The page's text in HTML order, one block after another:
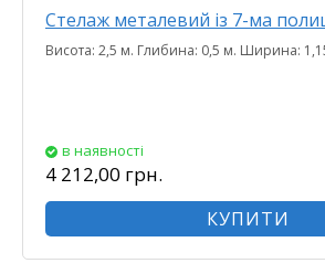
Стелаж металевий із 7-ма
Висота: 2,5 м. Глибина: 0,5 м. Ширина:
в наявності
4 212,00 грн.
КУПИТИ